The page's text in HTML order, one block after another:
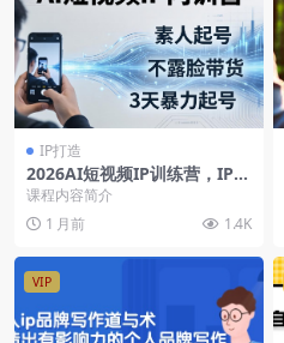
IP打造
2026AI短视频IP训练营，IP底
层逻辑高价值定位素人起号爆
款文案
课程内容简介
1 月前
1.4K
VIP